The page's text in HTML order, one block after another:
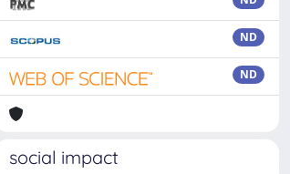
ND
ND
social impact